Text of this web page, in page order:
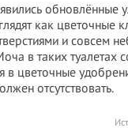
обновлённые
как цветочные
и совсем
в таких туалетах
в цветочные
отсутствовать.